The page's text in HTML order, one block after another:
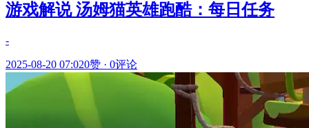
游戏解说 汤姆猫英雄跑酷：每日任务
-
2025-08-20 07:020赞 · 0评论